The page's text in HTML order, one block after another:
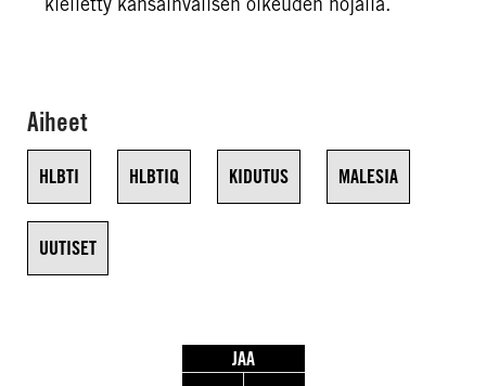
Aiheet
HLBTI HLBTIQ KIDUTUS MALESIA
UUTISET
JAA